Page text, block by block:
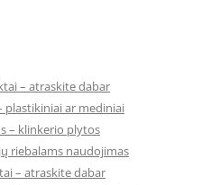
– atraskite dabar
plastikiniai ar mediniai
– klinkerio plytos
riebalams naudojimas
– atraskite dabar